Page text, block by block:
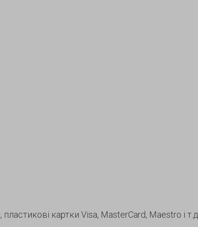
картки Visa, MasterCard, Maestro і т.д.